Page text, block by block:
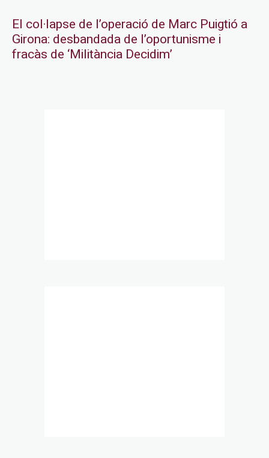
El col·lapse de l’operació de Marc Puigtió a
Girona: desbandada de l’oportunisme i
fracàs de ‘Militància Decidim’